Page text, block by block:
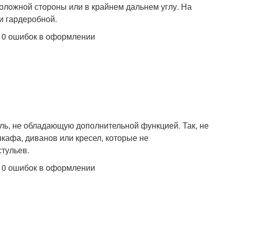
стороны или в крайнем дальнем углу. На
гардеробной.
не обладающую дополнительной функцией. Так, не
диванов или кресел, которые не